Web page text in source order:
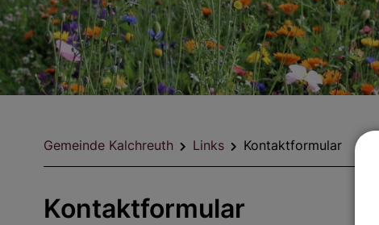
Gemeinde Kalchreuth Links Kontaktformular
Kontaktformular